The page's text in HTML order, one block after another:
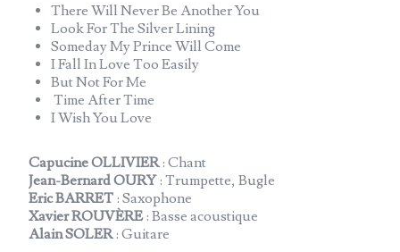
There Will Never Be Another You
Look For The Silver Lining
Someday My Prince Will Come
I Fall In Love Too Easily
But Not For Me
Time After Time
I Wish You Love
Capucine OLLIVIER: Chant
Jean-Bernard OURY: Trumpette, Bugle
Eric BARRET : Saxophone
Xavier ROUVÈRE : Basse acoustique
Alain SOLER: Guitare